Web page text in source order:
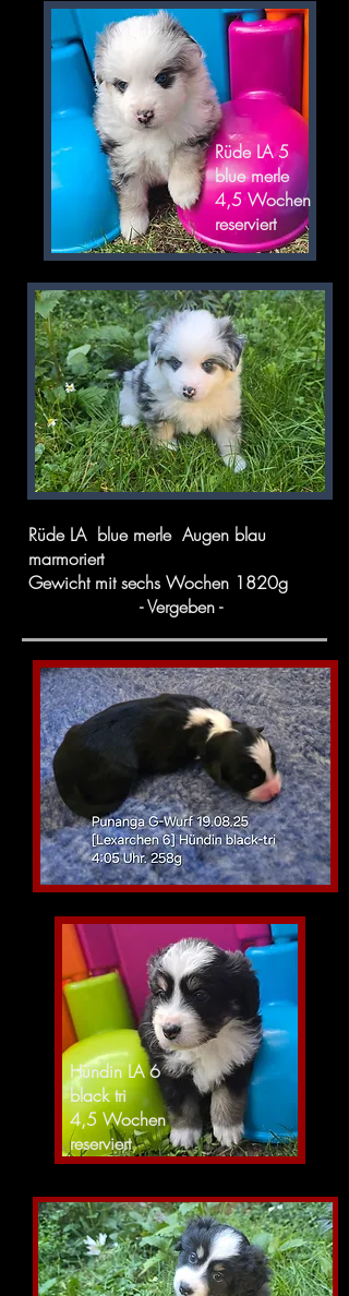
Rüde LA 5
blue merle
4,5 Wochen
reserviert
Rüde LA blue merle Augen blau
marmoriert
Gewicht mit sechs Wochen 1820g
- Vergeben -
Hündin LA 6
black tri
4,5 Wochen
reserviert